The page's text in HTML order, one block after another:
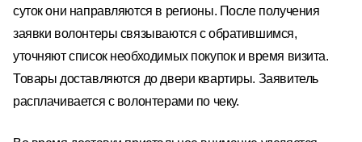
суток они направляются в регионы. После получения
заявки волонтеры связываются с обратившимся,
уточняют список необходимых покупок и время визита.
Товары доставляются до двери квартиры. Заявитель
расплачивается с волонтерами по чеку.